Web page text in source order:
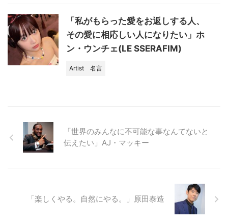
「私がもらった愛をお返しする人、
その愛に相応しい人になりたい」ホ
ン・ウンチェ(LE SSERAFIM)
Artist 名言
「世界のみんなに不可能な事なんてないと
伝えたい」AJ・マッキー
「楽しくやる。自然にやる。」原田泰造